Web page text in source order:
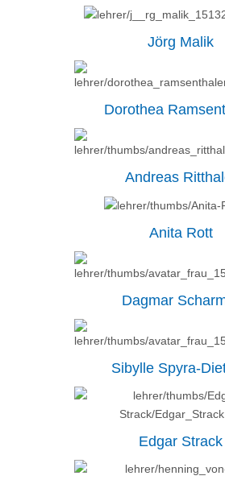
Jörg Malik
Dorothea
Andreas
Anita Rott
Dagmar
Sibylle Spyra-
Edgar Strack